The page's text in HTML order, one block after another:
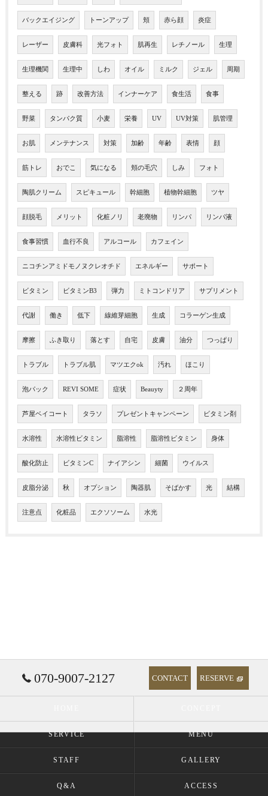
バックエイジング トーンアップ 頬 赤ら顔 炎症
レーザー 皮膚科 光フォト 肌再生 レチノール 生理
生理機関 生理中 しわ オイル ミルク ジェル 周期
整える 跡 改善方法 インナーケア 食生活 食事
野菜 タンパク質 小麦 栄養 UV UV対策 肌管理
お肌 メンテナンス 対策 加齢 年齢 表情 顔
筋トレ おでこ 気になる 頬の毛穴 しみ フォト
陶肌クリーム スピキュール 幹細胞 植物幹細胞 ツヤ
顔脱毛 メリット 化粧ノリ 老廃物 リンパ リンパ液
食事習慣 血行不良 アルコール カフェイン
ニコチンアミドモノヌクレオチド エネルギー サポート
ビタミン ビタミンB3 弾力 ミトコンドリア サプリメント
代謝 働き 低下 線維芽細胞 生成 コラーゲン生成
摩擦 ふき取り 落とす 自宅 皮膚 油分 つっぱり
トラブル トラブル肌 マツエクok 汚れ ほこり
泡パック REVI SOME 症状 Beauyty ２周年
芦屋ベイコート タラソ プレゼントキャンペーン ビタミン剤
水溶性 水溶性ビタミン 脂溶性 脂溶性ビタミン 身体
酸化防止 ビタミンC ナイアシン 細菌 ウイルス
皮脂分泌 秋 オプション 陶器肌 そばかす 光 結構
注意点 化粧品 エクソソーム 水光
070-9007-2127 CONTACT RESERVE
SERVICE MENU
STAFF GALLERY
Q&A ACCESS